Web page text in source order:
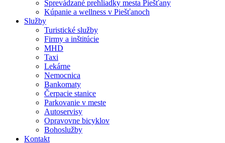
Sprevádzané prehliadky mesta Piešťany
Kúpanie a wellness v Piešťanoch
Služby
Turistické služby
Firmy a inštitúcie
MHD
Taxi
Lekárne
Nemocnica
Bankomaty
Čerpacie stanice
Parkovanie v meste
Autoservisy
Opravovne bicyklov
Bohoslužby
Kontakt